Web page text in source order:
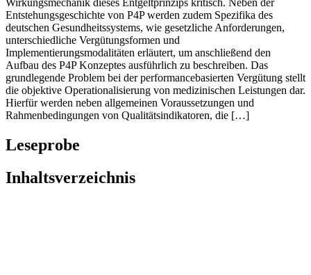
Wirkungsmechanik dieses Entgeltprinzips kritisch. Neben der
Entstehungsgeschichte von P4P werden zudem Spezifika des
deutschen Gesundheitssystems, wie gesetzliche Anforderungen,
unterschiedliche Vergütungsformen und
Implementierungsmodalitäten erläutert, um anschließend den
Aufbau des P4P Konzeptes ausführlich zu beschreiben. Das
grundlegende Problem bei der performancebasierten Vergütung stellt
die objektive Operationalisierung von medizinischen Leistungen dar.
Hierfür werden neben allgemeinen Voraussetzungen und
Rahmenbedingungen von Qualitätsindikatoren, die […]
Leseprobe
Inhaltsverzeichnis